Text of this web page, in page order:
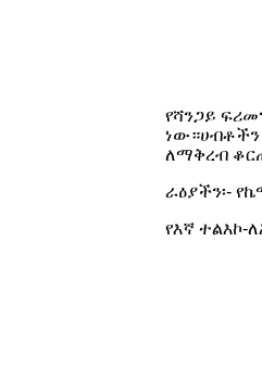
የሻንጋይ
ነው።ሀብቶችን
ለማቅረብ
ራዕያችን፡-
የእኛ ተልእኮ-